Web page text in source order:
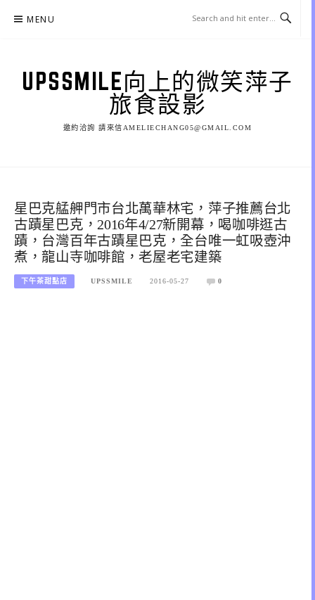
MENU
UPSSMILE向上的微笑萍子
旅食設影
邀約洽詢 請來信AMELIECHANG05@GMAIL.COM
星巴克艋舺門市台北萬華林宅，萍子推薦台北
古蹟星巴克，2016年4/27新開幕，喝咖啡逛古
蹟，台灣百年古蹟星巴克，全台唯一虹吸壺沖
煮，龍山寺咖啡館，老屋老宅建築
下午茶甜點店 UPSSMILE 2016-05-27 0